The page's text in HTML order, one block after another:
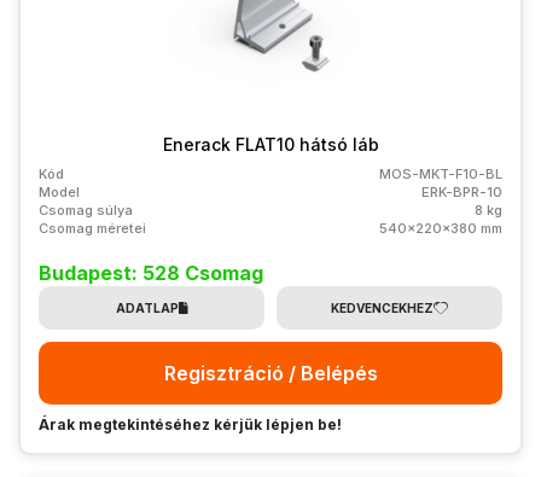
Enerack FLAT10 hátsó láb
Kód
MOS-MKT-F10-BL
Model
ERK-BPR-10
Csomag súlya
8 kg
Csomag méretei
540x220x380 mm
Budapest: 528 Csomag
ADATLAP KEDVENCEKHEZ
Regisztráció / Belépés
Árak megtekintéséhez kérjük lépjen be!